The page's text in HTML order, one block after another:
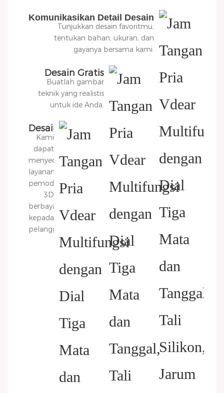
Komunikasikan Detail Desain
Tunjukkan desain favoritmu,
tentukan bahan, ukuran, dan
gayanya bersama kami.
Desain Gratis
Buatlah gambar
teknik yang realistis
untuk ide Anda.
Desain
Diagram
3D
Kami
dapat
menyediakan
layanan
pemodelan
3D
berbayar
kepada
pelanggan.